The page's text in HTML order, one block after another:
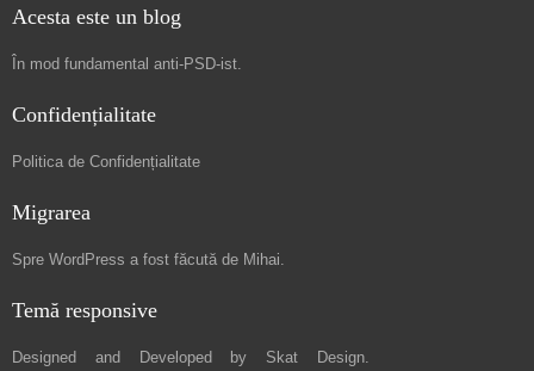
Acesta este un blog
În mod fundamental anti-PSD-ist.
Confidențialitate
Politica de Confidențialitate
Migrarea
Spre WordPress a fost făcută de Mihai.
Temă responsive
Designed and Developed by Skat Design.